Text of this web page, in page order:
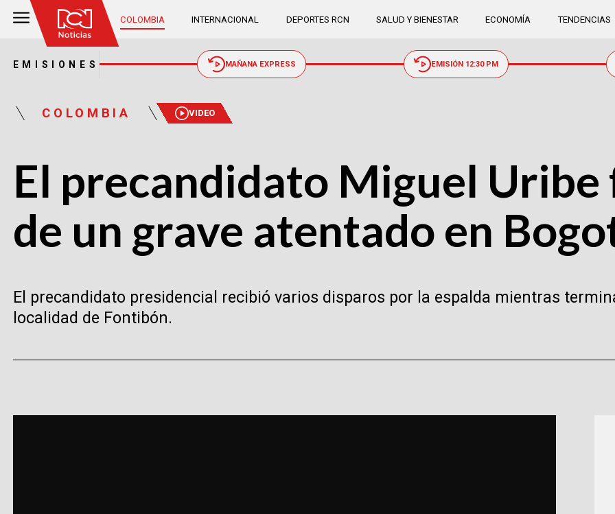
COLOMBIA INTERNACIONAL DEPORTES RCN SALUD Y BIENESTAR ECONOMÍA TENDENCIAS
EMISIONES MAÑANA EXPRESS EMISIÓN 12:30 PM
COLOMBIA VIDEO
El precandidato Miguel
de un grave atentado en
El precandidato presidencial recibió varios disparos por la espalda mientras
localidad de Fontibón.